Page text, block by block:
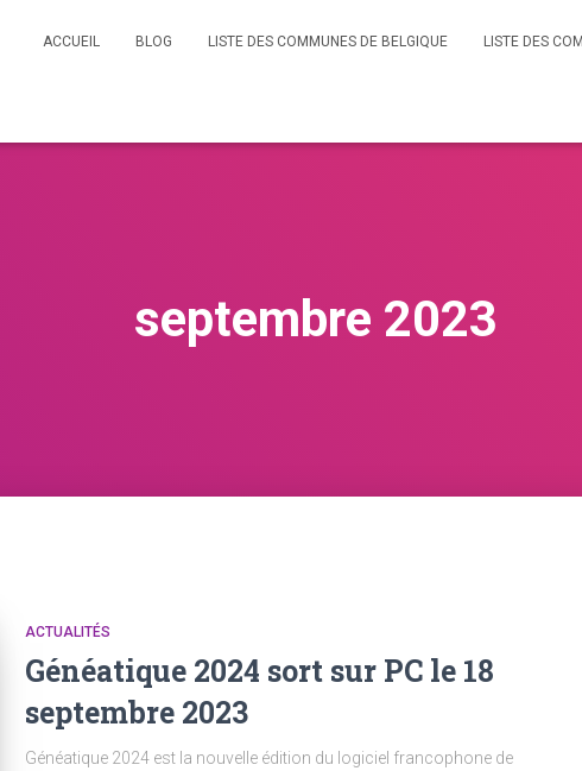
ACCUEIL BLOG LISTE DES COMMUNES DE BELGIQUE LISTE DES
septembre 2023
ACTUALITÉS
Généatique 2024 sort sur PC le 18
septembre 2023
Généatique 2024 est la nouvelle édition du logiciel francophone de